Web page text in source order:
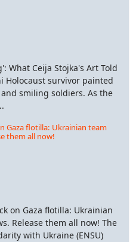
What Ceija Stojka's Art Told
Holocaust survivor painted
smiling soldiers. As the
Gaza flotilla: Ukrainian team
them all now!
on Gaza flotilla: Ukrainian
Release them all now! The
with Ukraine (ENSU)